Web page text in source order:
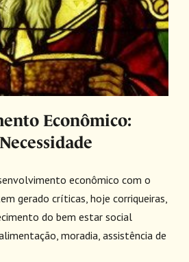
Econômico:
econômico com o
gerado críticas, hoje corriqueiras,
do bem estar social
moradia, assistência de